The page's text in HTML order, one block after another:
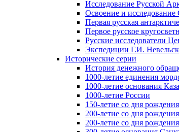
Исследование Русской
Освоение и
Первая русская
Первое русское
Русские исследователи
Экспедиции Г.И.
Исторические серии
История денежного
1000-летие единения
1000-летие основания
1000-летие России
150-летие со дня
200-летие со дня
200-летие со дня